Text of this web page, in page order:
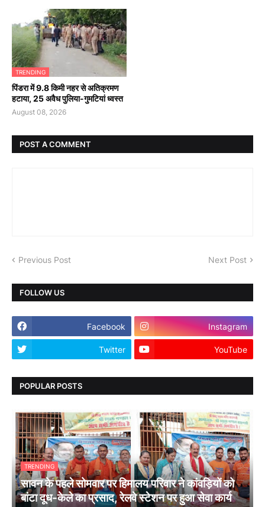
TRENDING
पिंडरा में 9.8 किमी नहर से अतिक्रमण
हटाया, 25 अवैध पुलिया-गुमटियां ध्वस्त
August 08, 2026
POST A COMMENT
Previous Post Next Post
FOLLOW US
Facebook Instagram
Twitter YouTube
POPULAR POSTS
TRENDING
सावन के पहले सोमवार पर हिमालय परिवार ने कांवड़ियों को
बांटा दूध-केले का प्रसाद, रेलवे स्टेशन पर हुआ सेवा कार्य